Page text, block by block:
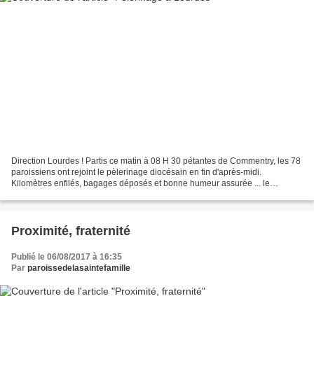
Direction Lourdes ! Partis ce matin à 08 H 30 pétantes de Commentry, les 78
paroissiens ont rejoint le pèlerinage diocésain en fin d'après-midi.
Kilomètres enfilés, bagages déposés et bonne humeur assurée ... le
Proximité, fraternité
Publié le 06/08/2017 à 16:35
Par paroissedelasaintefamille